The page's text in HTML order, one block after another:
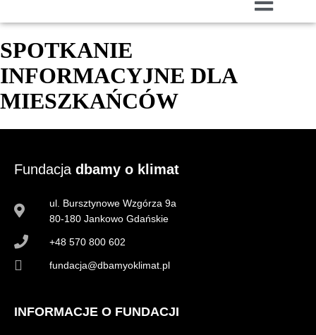
SPOTKANIE
INFORMACYJNE DLA
MIESZKAŃCÓW
Fundacja dbamy o klimat
ul. Bursztynowe Wzgórza 9a
80-180 Jankowo Gdańskie
+48 570 800 602
fundacja@dbamyoklimat.pl
INFORMACJE O FUNDACJI